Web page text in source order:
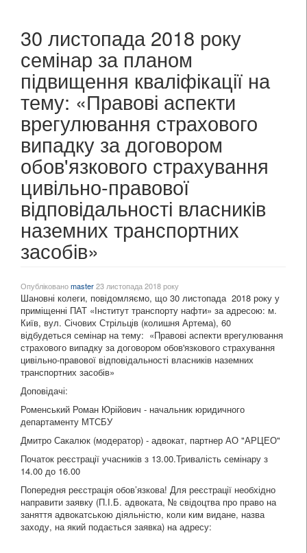
30 листопада 2018 року
семінар за планом
підвищення кваліфікації на
тему: «Правові аспекти
врегулювання страхового
випадку за договором
обов'язкового страхування
цивільно-правової
відповідальності власників
наземних транспортних
засобів»
Опублікованоmaster23 листопада 2018 року
Шановні колеги, повідомляємо, що 30 листопада 2018 року у
приміщенні ПАТ «Інститут транспорту нафти» за адресою: м.
Київ, вул. Січових Стрільців (колишня Артема), 60
відбудеться семінар на тему: «Правові аспекти врегулювання
страхового випадку за договором обов'язкового страхування
цивільно-правової відповідальності власників наземних
транспортних засобів»
Доповідачі:
Роменський Роман Юрійович - начальник юридичного
департаменту МТСБУ
Дмитро Сакалюк (модератор) - адвокат, партнер АО "АРЦЕО"
Початок реєстрації учасників з 13.00.Тривалість семінару з
14.00 до 16.00
Попередня реєстрація обов’язкова! Для реєстрації необхідно
направити заявку (П.І.Б. адвоката, № свідоцтва про право на
заняття адвокатською діяльністю, коли ким видане, назва
заходу, на який подається заявка) на адресу: